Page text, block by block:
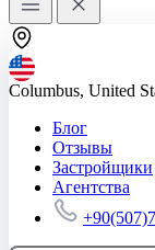
Columbus, United
Блог
Отзывы
Застройщики
Агентства